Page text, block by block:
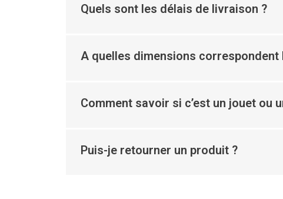
Quels sont les délais de livraison ?
A quelles dimensions correspondent
Comment savoir si c’est un jouet ou
Puis-je retourner un produit ?